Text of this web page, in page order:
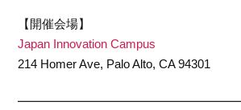
【開催会場】
Japan Innovation Campus
214 Homer Ave, Palo Alto, CA 94301